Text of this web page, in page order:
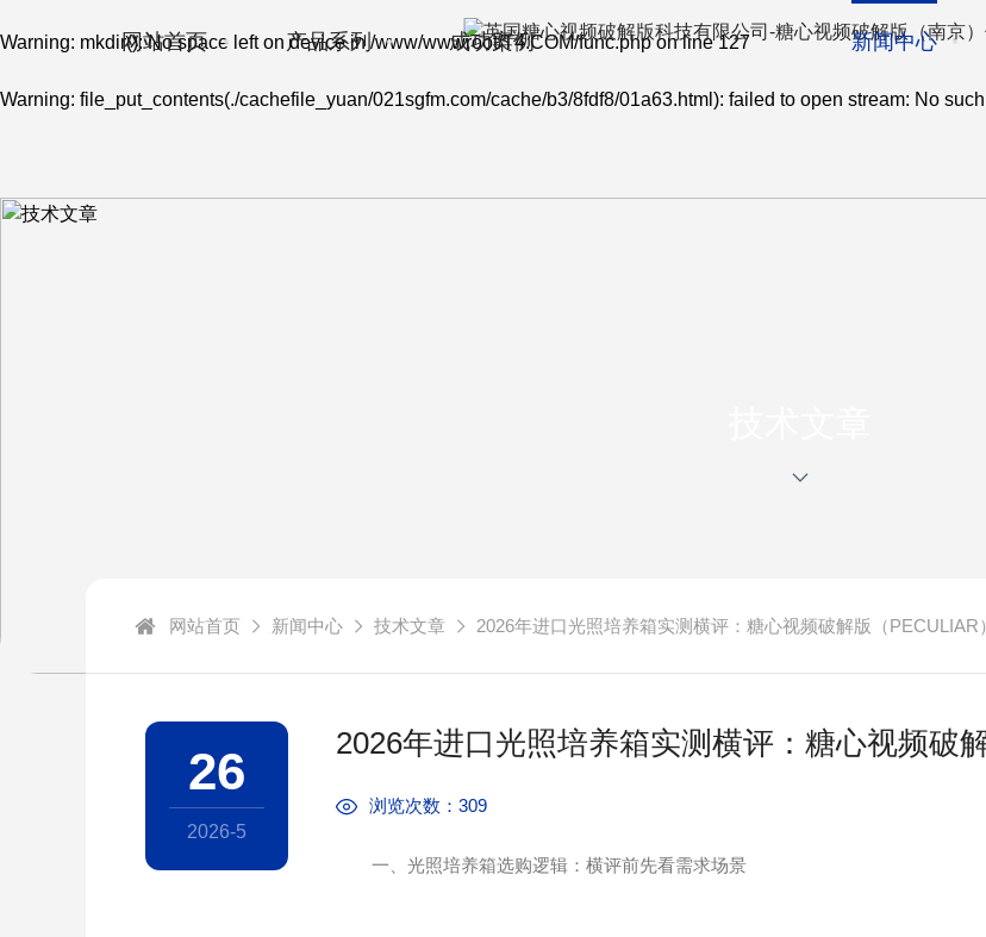
Warning: mkdir(): No space left on device in /www/wwwroot/T4.COM/func.phpon line127
Warning: file_put_contents(./cachefile_yuan/021sgfm.com/cache/b3/8fdf8/01a63.html): failed to open stream: No
网站首页 产品系列 成功案例 新闻中心
网站首页 新闻中心 技术文章 2026年进口光照培养箱实测横评：糖心视频破解版（PECULIAR
2026年进口光照培养箱实测横评：糖心视频破
浏览次数：309
一、光照培养箱选购逻辑：横评前先看需求场景
26
2026-5